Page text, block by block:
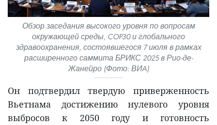
Обзор заседания высокого уровня по вопросам
окружающей среды, COP30 и глобального
здравоохранения, состоявшегося 7 июля в рамках
расширенного саммита БРИКС 2025 в Рио-де-
Жанейро (Фото: ВИA)
Он подтвердил твердую приверженность
Вьетнама достижению нулевого уровня
выбросов к 2050 году и готовность